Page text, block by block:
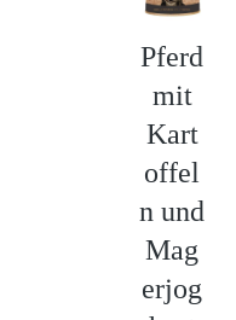
Pferd
mit
Kart
offel
n und
Mag
erjog